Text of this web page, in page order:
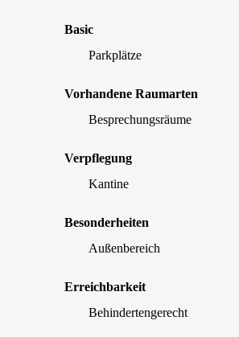
Basic
Parkplätze
Vorhandene Raumarten
Besprechungsräume
Verpflegung
Kantine
Besonderheiten
Außenbereich
Erreichbarkeit
Behindertengerecht